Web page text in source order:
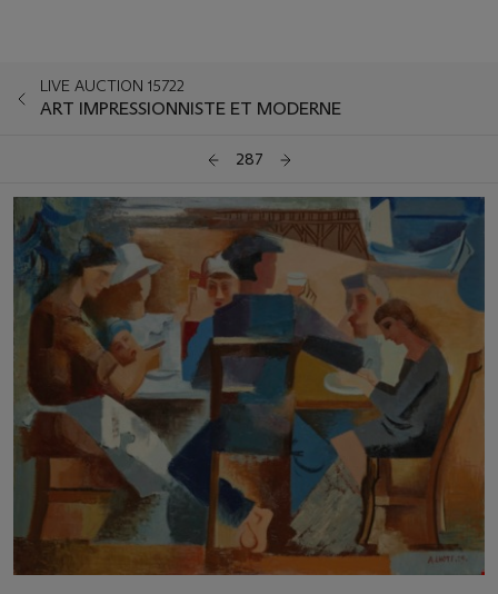
LIVE AUCTION 15722
ART IMPRESSIONNISTE ET MODERNE
287